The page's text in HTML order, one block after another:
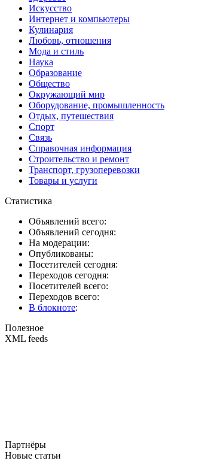
Искусство
Интернет и компьютеры
Кулинария
Любовь, отношения
Мода и стиль
Наука
Образование
Общество
Окружающий мир
Оборудование, промышленность
Отдых, путешествия
Спорт
Связь
Справочная информация
Строительство и ремонт
Транспорт, грузоперевозки
Товары и услуги
Статистика
Объявлений всего:
Объявлений сегодня:
На модерации:
Опубликованы:
Посетителей сегодня:
Переходов сегодня:
Посетителей всего:
Переходов всего:
В блокноте:
Полезное
XML feeds
Партнёры
Новые статьи